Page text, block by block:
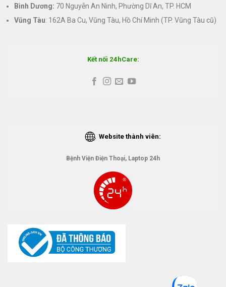
Bình Dương: 70 Nguyễn An Ninh, Phường Dĩ An, TP. HCM
Vũng Tàu: 162A Ba Cu, Vũng Tàu, Hồ Chí Minh (TP. Vũng Tàu cũ)
Kết nối 24hCare:
Website thành viên:
Bệnh Viện Điện Thoại, Laptop 24h